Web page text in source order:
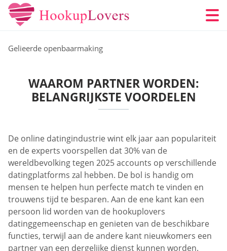
Gelieerde openbaarmaking
WAAROM PARTNER WORDEN:
BELANGRIJKSTE VOORDELEN
De online datingindustrie wint elk jaar aan populariteit
en de experts voorspellen dat 30% van de
wereldbevolking tegen 2025 accounts op verschillende
datingplatforms zal hebben. De bol is handig om
mensen te helpen hun perfecte match te vinden en
trouwens tijd te besparen. Aan de ene kant kan een
persoon lid worden van de hookuplovers
datinggemeenschap en genieten van de beschikbare
functies, terwijl aan de andere kant nieuwkomers een
partner van een dergelijke dienst kunnen worden.